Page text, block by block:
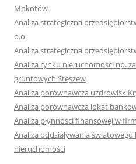
Mokotów
Analiza strategiczna
o.o.
Analiza strategiczna
Analiza rynku nieruchomości np.
gruntowych Stęszew
Analiza porównawcza uzdrowisk
Analiza porównawcza lokat
Analiza płynności finansowej w
Analiza oddziaływania
nieruchomości